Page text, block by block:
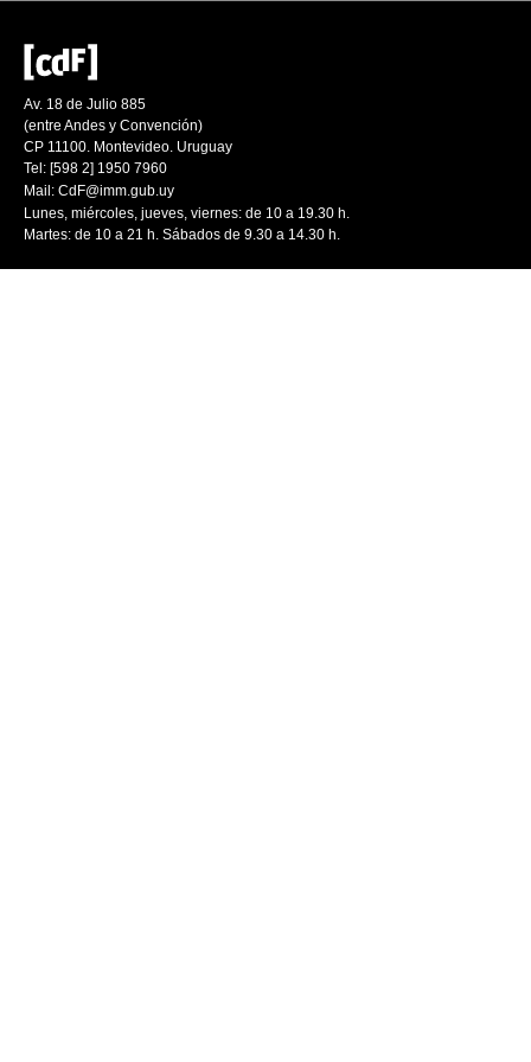
Av. 18 de Julio 885
(entre Andes y Convención)
CP 11100. Montevideo. Uruguay
Tel: [598 2] 1950 7960
Mail: CdF@imm.gub.uy
Lunes, miércoles, jueves, viernes: de 10 a 19.30 h.
Martes: de 10 a 21 h. Sábados de 9.30 a 14.30 h.